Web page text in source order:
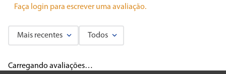
Faça login para escrever uma avaliação.
Mais recentes Todos
Carregando avaliações…